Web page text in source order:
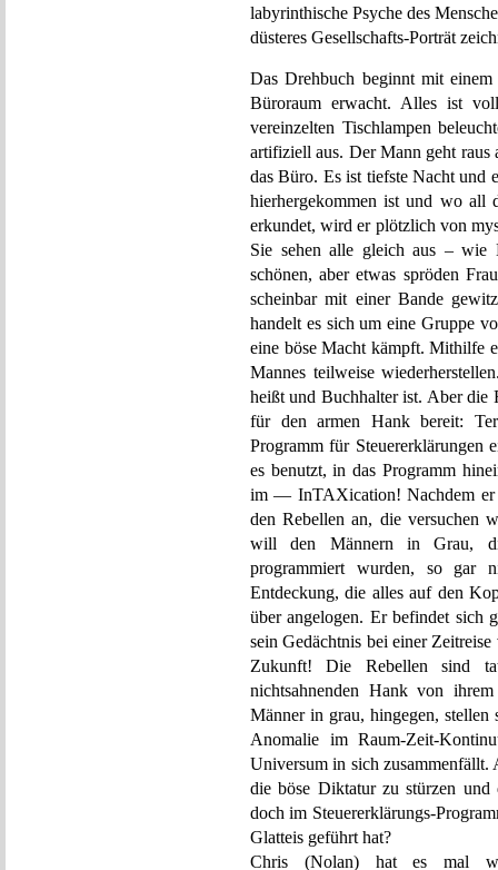
labyrinthische Psyche des
düsteres Gesellschafts-Porträt
Das Drehbuch beginnt mit
Büroraum erwacht. Alles ist
vereinzelten Tischlampen
artifiziell aus. Der Mann geht raus
das Büro. Es ist tiefste Nacht und
hierhergekommen ist und wo all
erkundet, wird er plötzlich von
Sie sehen alle gleich aus –
schönen, aber etwas spröden
scheinbar mit einer Bande
handelt es sich um eine Gruppe
eine böse Macht kämpft. Mithilfe
Mannes teilweise
heißt und Buchhalter ist. Aber die
für den armen Hank bereit:
Programm für Steuererklärungen
es benutzt, in das Programm
im — InTAXication! Nachdem er
den Rebellen an, die versuchen
will den Männern in Grau,
programmiert wurden, so gar
Entdeckung, die alles auf den
über angelogen. Er befindet sich
sein Gedächtnis bei einer
Zukunft! Die Rebellen sind
nichtsahnenden Hank von
Männer in grau, hingegen, stellen
Anomalie im Raum-Zeit-
Universum in sich zusammenfällt.
die böse Diktatur zu stürzen
doch im Steuererklärungs-
Glatteis geführt hat?
Chris (Nolan) hat es mal